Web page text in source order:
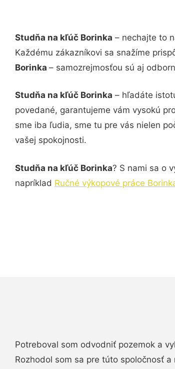
Studňa na kľúč Borinka – nechajte to
Každému zákazníkovi sa snažíme
Borinka – samozrejmosťou sú aj
Studňa na kľúč Borinka – hľadáte
povedané, garantujeme vám vysokú
sme iba ľudia, sme tu pre vás nielen
vašej spokojnosti.
Studňa na kľúč Borinka? S nami sa o
napríklad Ručné výkopové práce
Potreboval som odvodniť pozemok a
Rozhodol som sa pre túto spoločnosť